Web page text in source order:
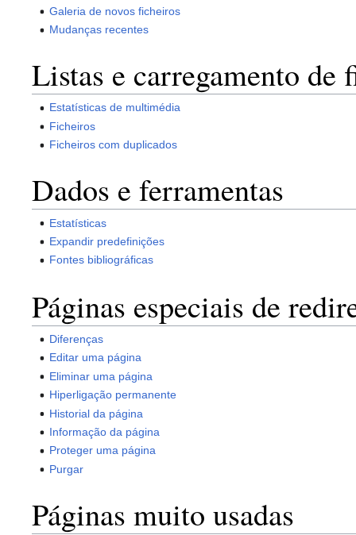
Galeria de novos ficheiros
Mudanças recentes
Listas e carregamento de
Estatísticas de multimédia
Ficheiros
Ficheiros com duplicados
Dados e ferramentas
Estatísticas
Expandir predefinições
Fontes bibliográficas
Páginas especiais de
Diferenças
Editar uma página
Eliminar uma página
Hiperligação permanente
Historial da página
Informação da página
Proteger uma página
Purgar
Páginas muito usadas